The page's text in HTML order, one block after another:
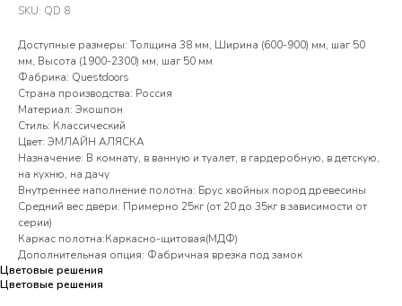
SKU: QD 8
Доступные размеры: Толщина 38 мм, Ширина (600-900) мм, шаг 50
мм, Высота (1900-2300) мм, шаг 50 мм
Фабрика: Questdoors
Страна производства: Россия
Материал: Экошпон
Стиль: Классический
Цвет: ЭМЛАЙН АЛЯСКА
Назначение: В комнату, в ванную и туалет, в гардеробную, в детскую,
на кухню, на дачу
Внутреннее наполнение полотна: Брус хвойных пород древесины
Средний вес двери: Примерно 25кг (от 20 до 35кг в зависимости от
серии)
Каркас полотна:Каркасно-щитовая(МДФ)
Дополнительная опция: Фабричная врезка под замок
Цветовые решения
Цветовые решения